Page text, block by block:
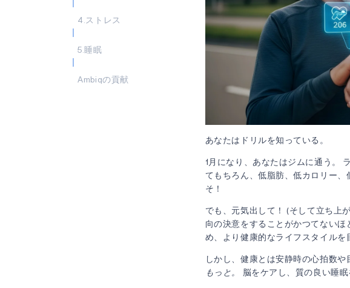
ヒアラブル
4.ストレス
5.睡眠
Ambiqの貢献
あなたはドリルを知っている。
1月になり、あなたはジムに通う。
てもちろん、低脂肪、低カロリー
そ！
でも、元気出して！ (そして立ち上
向の決意をすることがかつてない
め、より健康的なライフスタイルを
しかし、健康とは安静時の心拍数
もっと。
脳をケアし、質の良い睡